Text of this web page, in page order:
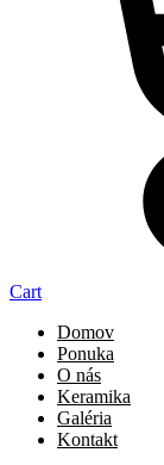
Cart
Domov
Ponuka
O nás
Keramika
Galéria
Kontakt